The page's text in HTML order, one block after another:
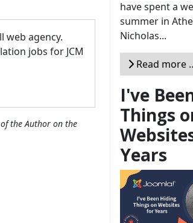
web agency.
jobs for JCM
the Author on the
have spent a
summer in
Nicholas...
Read more
I've
Things
Years